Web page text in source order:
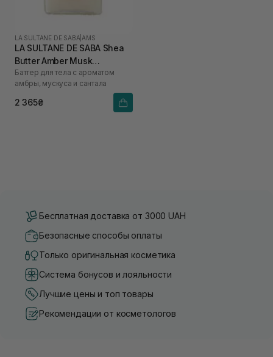
LA SULTANE DE SABA AMS
LA SULTANE DE SABA Shea
Butter Amber Musk
Sandalwood 300 мл
Баттер для тела с ароматом
амбры, мускуса и сантала
2 365₴
Бесплатная доставка от 3000 UAH
Безопасные способы оплаты
Только оригинальная косметика
Система бонусов и лояльности
Лучшие цены и топ товары
Рекомендации от косметологов